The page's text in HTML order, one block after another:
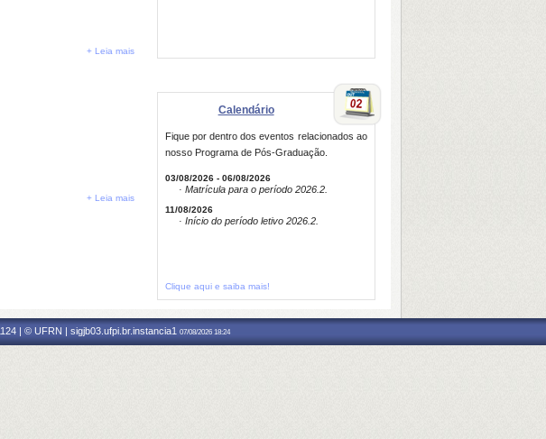
+ Leia mais
+ Leia mais
Calendário
Fique por dentro dos eventos relacionados ao
nosso Programa de Pós-Graduação.
03/08/2026 - 06/08/2026
· Matrícula para o período 2026.2.
11/08/2026
· Início do período letivo 2026.2.
Clique aqui e saiba mais!
| © UFRN | sigjb03.ufpi.br.instancia1 07/08/2026 18:24